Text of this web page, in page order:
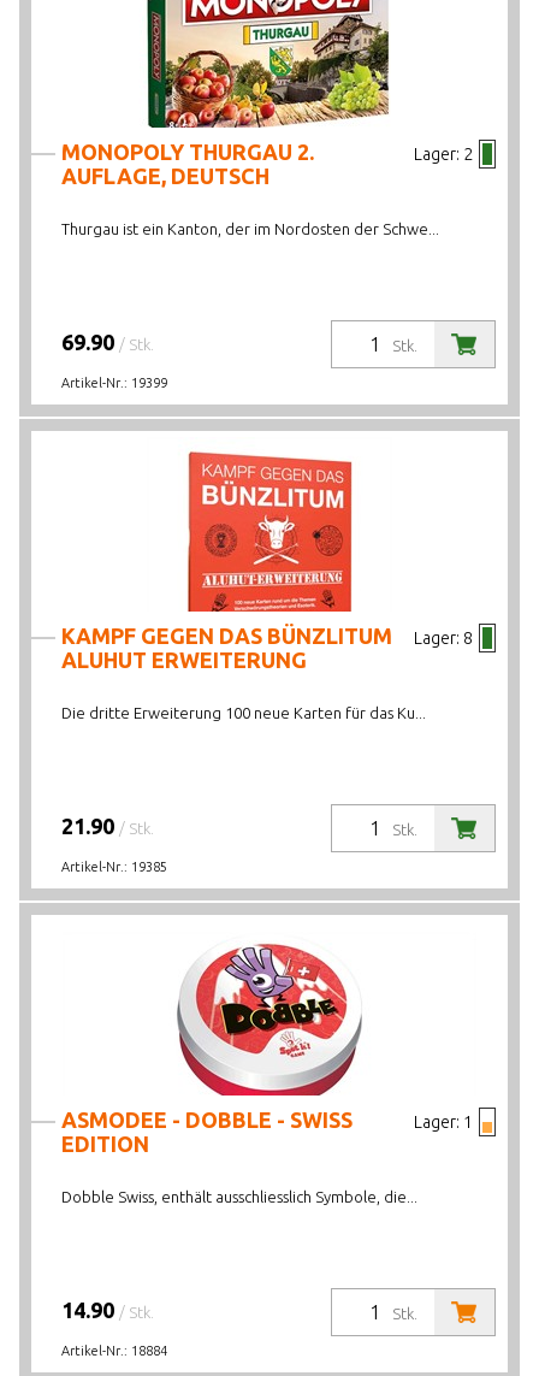
Lager: 2
MONOPOLY THURGAU 2.
AUFLAGE, DEUTSCH
Thurgau ist ein Kanton, der im Nordosten der Schwe...
Stk.
69.90 / Stk.
Artikel-Nr.: 19399
Lager: 8
KAMPF GEGEN DAS BÜNZLITUM
ALUHUT ERWEITERUNG
Die dritte Erweiterung 100 neue Karten für das Ku...
Stk.
21.90 / Stk.
Artikel-Nr.: 19385
Lager: 1
ASMODEE - DOBBLE - SWISS
EDITION
Dobble Swiss, enthält ausschliesslich Symbole, die...
Stk.
14.90 / Stk.
Artikel-Nr.: 18884